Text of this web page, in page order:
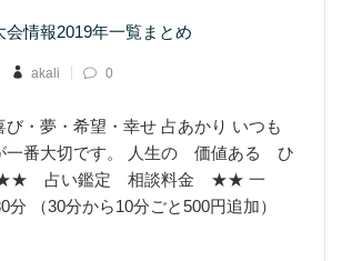
会情報2019年一覧まとめ
akali 0
び・夢・希望・幸せ 占あかり いつも
一番大切です。 人生の 価値ある ひ
★★ 占い鑑定 相談料金 ★★ 一
（30分から10分ごと500円追加）